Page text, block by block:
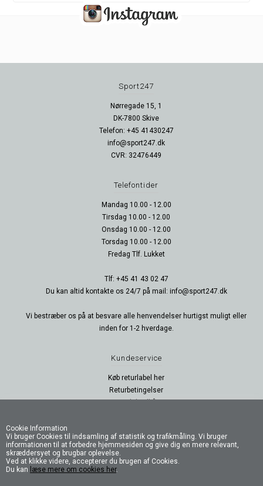
Cookie Information
Vi bruger Cookies til indsamling af statistik og trafikmåling. Vi bruger
informationen til at forbedre hjemmesiden og give dig en mere relevant,
skræddersyet og brugbar oplevelse.
Ved at klikke videre, accepterer du brugen af Cookies.
Du kan læse mere om cookies her.
Sport247
Nørregade 15, 1
DK-7800 Skive
Telefon: +45 41430247
info@sport247.dk
CVR: 32476449
Telefontider
Mandag 10.00 - 12.00
Tirsdag 10.00 - 12.00
Onsdag 10.00 - 12.00
Torsdag 10.00 - 12.00
Fredag Tlf. Lukket
Tlf: +45 41 43 02 47
Du kan altid kontakte os 24/7 på mail: info@sport247.dk
Vi bestræber os på at besvare alle henvendelser hurtigst muligt eller
inden for 1-2 hverdage.
Kundeservice
Køb returlabel her
Returbetingelser
B2B Log ud